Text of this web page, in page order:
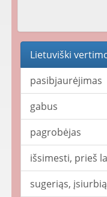
Lietuviški
pasibjaurėjimas
gabus
pagrobėjas
išsimesti, prieš
sugeriąs,